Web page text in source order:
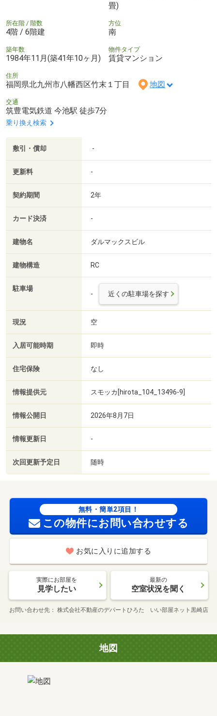
畳)
所在階 / 階数
4階 / 6階建
方位
南
築年数
1984年11月(築41年10ヶ月)
物件タイプ
賃貸マンション
住所
福岡県北九州市八幡西区竹末１丁目 地図
交通
筑豊電気鉄道 今池駅 徒歩7分
乗り換え検索
敷引・償却 -
更新料 -
契約期間 2年
カード決済 -
建物名 ダルマックスビル
建物構造 RC
駐車場
- 近くの駐車場を探す
現況 空
入居可能時期 即時
住宅保険 なし
情報提供元 スモッカ[hirota_104_13496-9]
情報公開日 2026年8月7日
情報更新日 -
次回更新予定日 随時
無料・簡単2項目！
この物件にお問い合わせする
お気に入りに追加する
実際にお部屋を
見学したい
最新の
空室状況を聞く
お問い合わせ先 株式会社不動産のデパートひろた いい部屋ネット黒崎店
地図